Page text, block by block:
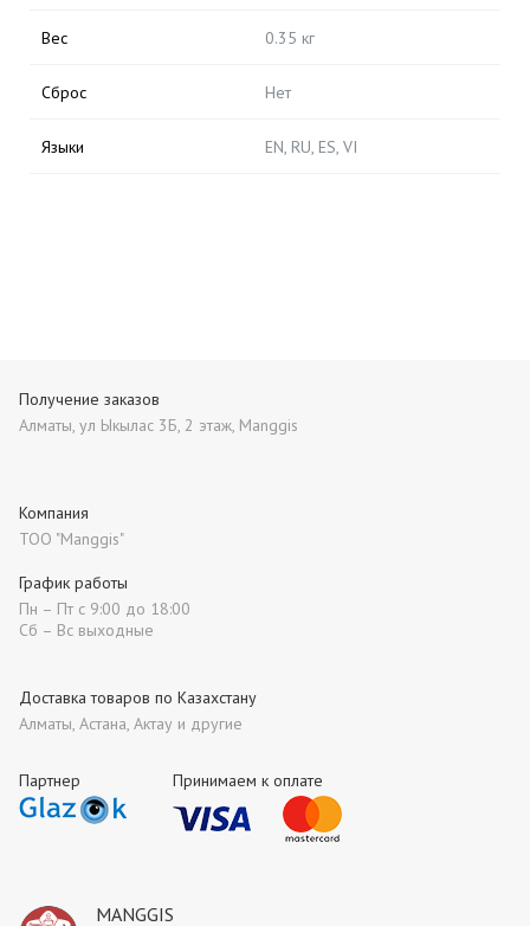
Вес 0.35 кг
Сброс Нет
Языки EN, RU, ES, VI
MANGGIS
Партнер Принимаем к оплате
Получение заказов
Алматы, ул Ыкылас 3Б, 2 этаж, Manggis
Компания
ТОО "Manggis"
Доставка товаров по Казахстану
Алматы, Астана, Актау и другие
График работы
Пн – Пт с 9:00 до 18:00
Сб – Вс выходные